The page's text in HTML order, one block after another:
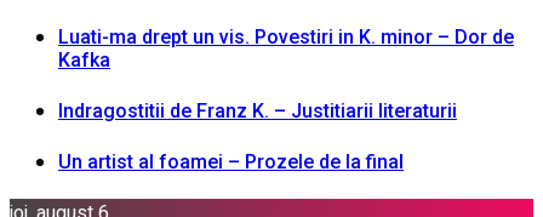
Luati-ma drept un vis. Povestiri in K. minor – Dor de
Kafka
Indragostitii de Franz K. – Justitiarii literaturii
Un artist al foamei – Prozele de la final